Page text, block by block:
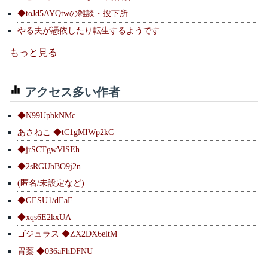
◆toJd5AYQtwの雑談・投下所
やる夫が憑依したり転生するようです
もっと見る
アクセス多い作者
◆N99UpbkNMc
あさねこ ◆tC1gMIWp2kC
◆jrSCTgwVlSEh
◆2sRGUbBO9j2n
(匿名/未設定など)
◆GESU1/dEaE
◆xqs6E2kxUA
ゴジュラス ◆ZX2DX6eltM
胃薬 ◆036aFhDFNU